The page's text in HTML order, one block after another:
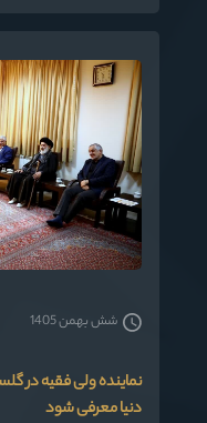
نماینده ولی فقیه در
دنیا معرفی شود
شش بهمن 1405